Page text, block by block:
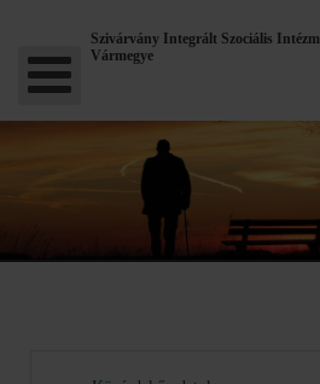
Szivárvány Integrált Szociális
Vármegye